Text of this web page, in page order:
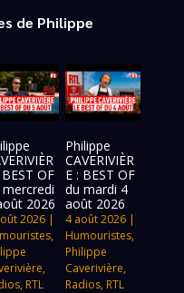
de Philippe
BEST OF
2026
2026|
,
,
, RTL
Philippe
CAVERIVIÈR
E : BEST OF
du mardi 4
août 2026
4 août 2026 |
Humouristes,
Philippe
Caverivière,
Radios, RTL